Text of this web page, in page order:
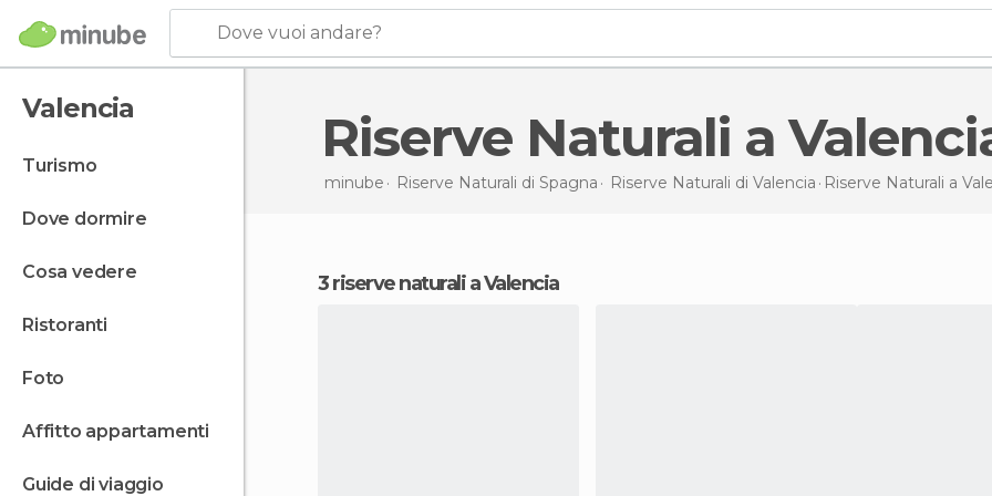
Dove vuoi andare?
Valencia
turismo
dove dormire
cosa vedere
ristoranti
foto
affitto appartamenti
guide di viaggio
Riserve Naturali a
minube Riserve Naturali di Spagna Riserve Naturali di Valencia Riserve Naturali a
3 riserve naturali a Valencia